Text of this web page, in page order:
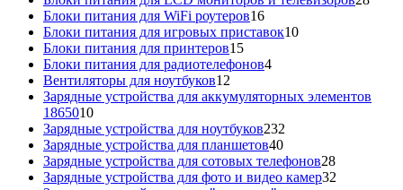
Блоки питания для WiFi роутеров1616
товаров
Блоки питания для игровых приставок1010
Блоки питания для принтеров1515
товаров
Блоки питания для радиотелефонов44
Вентиляторы для ноутбуков12
товаров
Зарядные устройства для аккумуляторных элементов
186501010
товаров
Зарядные устройства для ноутбуков232
Зарядные устройства для планшетов4040
товаров
Зарядные устройства для сотовых телефонов2828
товаров
Зарядные устройства для фото и видео камер32